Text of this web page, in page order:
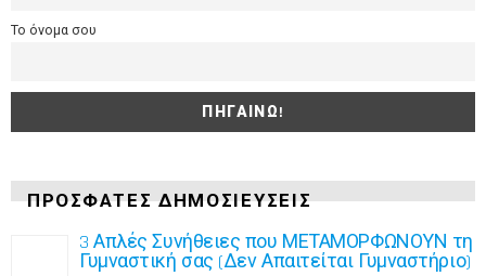
Το όνομα σου
ΠΡΌΣΦΑΤΕΣ ΔΗΜΟΣΙΕΎΣΕΙΣ
3 Απλές Συνήθειες που ΜΕΤΑΜΟΡΦΩΝΟΥΝ τη
Γυμναστική σας (Δεν Απαιτείται Γυμναστήριο)